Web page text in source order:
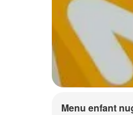
Menu enfant